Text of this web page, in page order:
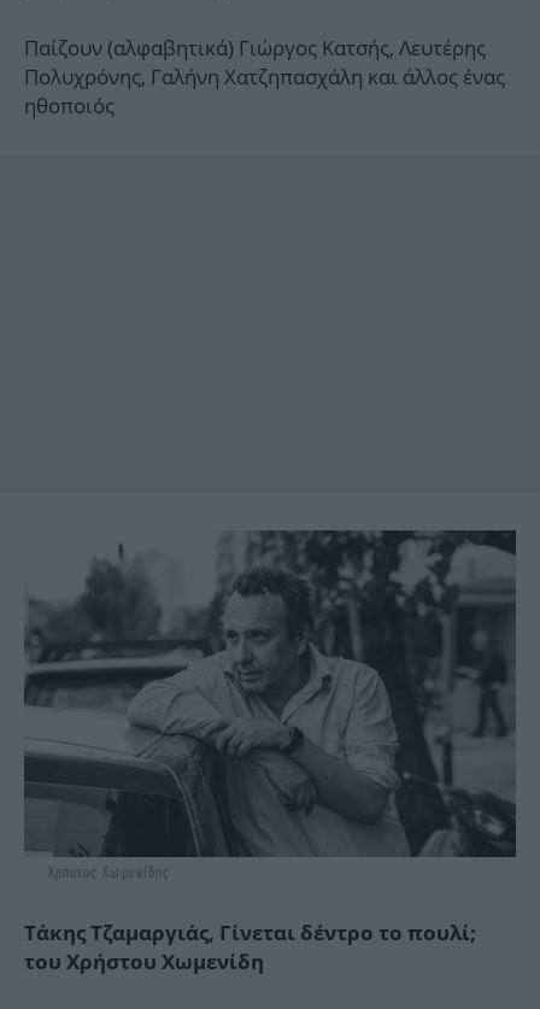
Παίζουν (αλφαβητικά) Γιώργος Κατσής, Λευτέρης
Πολυχρόνης, Γαλήνη Χατζηπασχάλη και άλλος ένας
ηθοποιός
Χρήστος Χωμενίδης
Τάκης Τζαμαργιάς, Γίνεται δέντρο το πουλί;
του Χρήστου Χωμενίδη